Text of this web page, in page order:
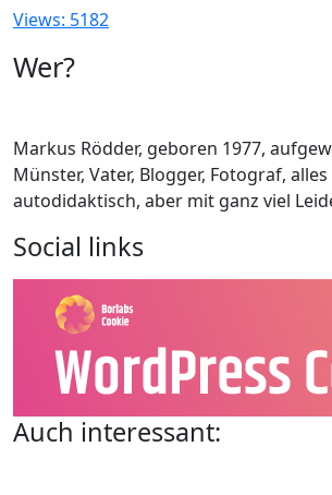
Views: 5182
Wer?
Markus Rödder, geboren 1977,
Münster, Vater, Blogger, Fotograf,
autodidaktisch, aber mit ganz viel
Social links
Auch interessant: